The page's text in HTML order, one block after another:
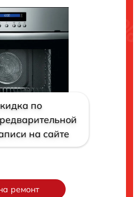
по
на сайте
ремонт